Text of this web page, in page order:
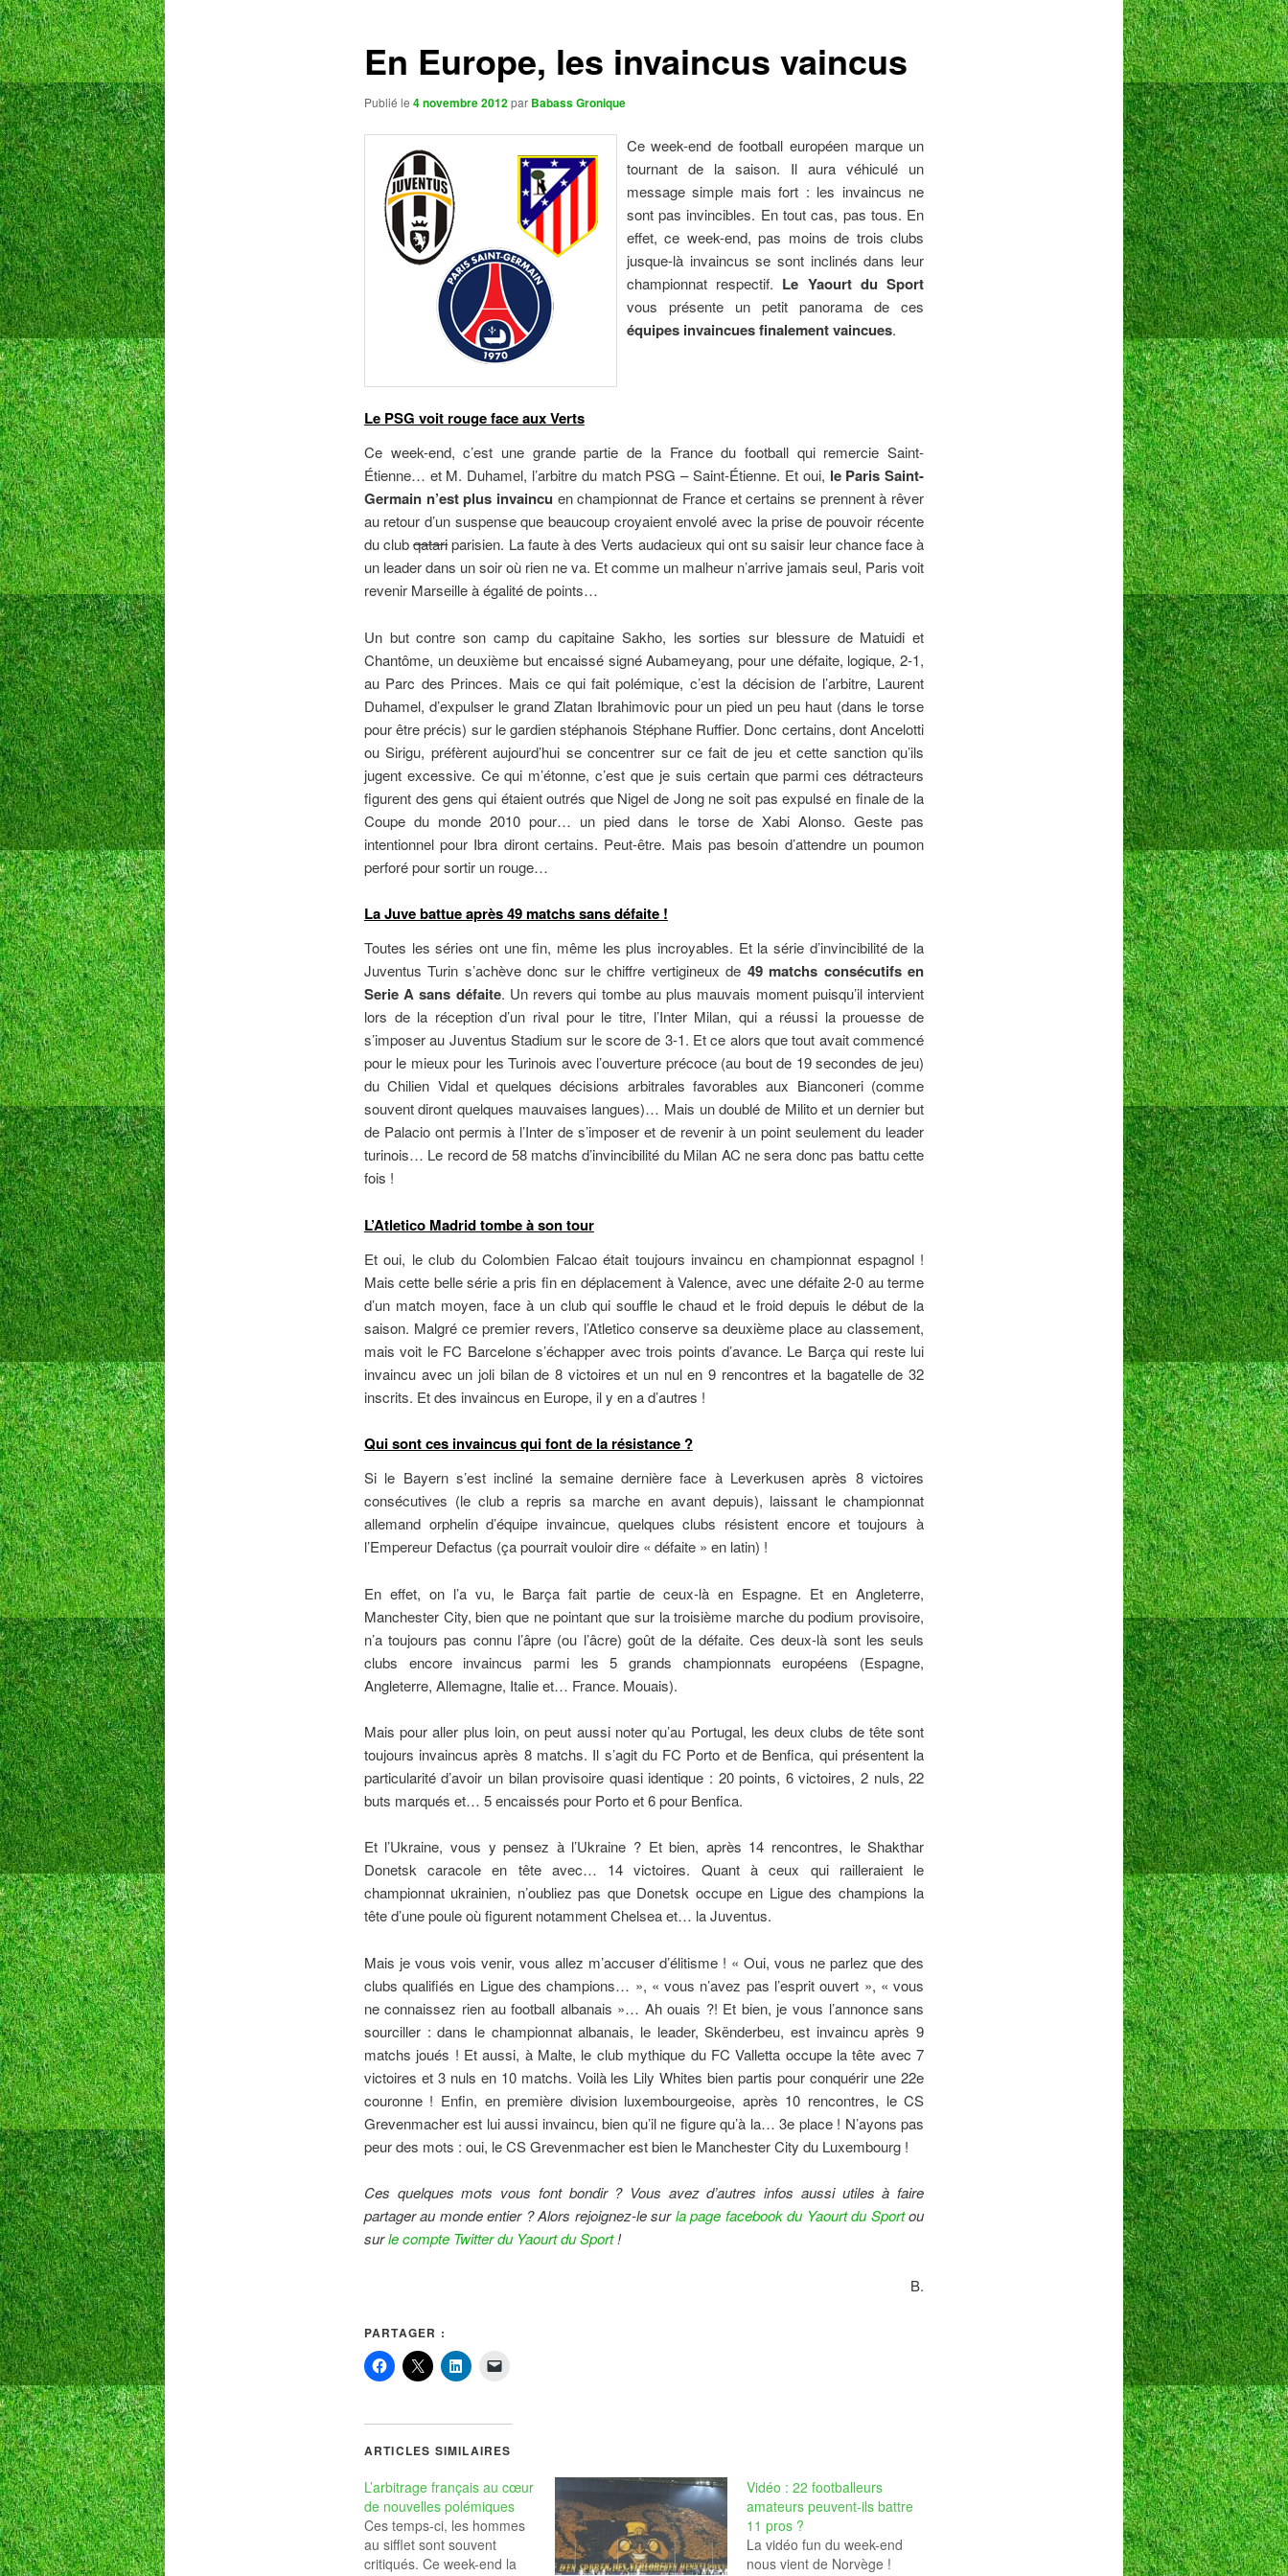
En Europe, les invaincus vaincus
Publié le 4 novembre 2012par Babass Gronique
Ce week-end de football européen marque un
tournant de la saison. Il aura véhiculé un
message simple mais fort : les invaincus ne
sont pas invincibles. En tout cas, pas tous. En
effet, ce week-end, pas moins de trois clubs
jusque-là invaincus se sont inclinés dans leur
championnat respectif. Le Yaourt du Sport
vous présente un petit panorama de ces
équipes invaincues finalement vaincues.
Le PSG voit rouge face aux Verts
Ce week-end, c’est une grande partie de la France du football qui remercie Saint-
Étienne… et M. Duhamel, l’arbitre du match PSG – Saint-Étienne. Et oui, le Paris Saint-
Germain n’est plus invaincu en championnat de France et certains se prennent à rêver
au retour d’un suspense que beaucoup croyaient envolé avec la prise de pouvoir récente
du clubqatariparisien. La faute à des Verts audacieux qui ont su saisir leur chance face à
un leader dans un soir où rien ne va. Et comme un malheur n’arrive jamais seul, Paris voit
revenir Marseille à égalité de points…
Un but contre son camp du capitaine Sakho, les sorties sur blessure de Matuidi et
Chantôme, un deuxième but encaissé signé Aubameyang, pour une défaite, logique, 2-1,
au Parc des Princes. Mais ce qui fait polémique, c’est la décision de l’arbitre, Laurent
Duhamel, d’expulser le grand Zlatan Ibrahimovic pour un pied un peu haut (dans le torse
pour être précis) sur le gardien stéphanois Stéphane Ruffier. Donc certains, dont Ancelotti
ou Sirigu, préfèrent aujourd’hui se concentrer sur ce fait de jeu et cette sanction qu’ils
jugent excessive. Ce qui m’étonne, c’est que je suis certain que parmi ces détracteurs
figurent des gens qui étaient outrés que Nigel de Jong ne soit pas expulsé en finale de la
Coupe du monde 2010 pour… un pied dans le torse de Xabi Alonso. Geste pas
intentionnel pour Ibra diront certains. Peut-être. Mais pas besoin d’attendre un poumon
perforé pour sortir un rouge…
La Juve battue après 49 matchs sans défaite !
Toutes les séries ont une fin, même les plus incroyables. Et la série d’invincibilité de la
Juventus Turin s’achève donc sur le chiffre vertigineux de 49 matchs consécutifs en
Serie A sans défaite. Un revers qui tombe au plus mauvais moment puisqu’il intervient
lors de la réception d’un rival pour le titre, l’Inter Milan, qui a réussi la prouesse de
s’imposer au Juventus Stadium sur le score de 3-1. Et ce alors que tout avait commencé
pour le mieux pour les Turinois avec l’ouverture précoce (au bout de 19 secondes de jeu)
du Chilien Vidal et quelques décisions arbitrales favorables aux Bianconeri (comme
souvent diront quelques mauvaises langues)… Mais un doublé de Milito et un dernier but
de Palacio ont permis à l’Inter de s’imposer et de revenir à un point seulement du leader
turinois… Le record de 58 matchs d’invincibilité du Milan AC ne sera donc pas battu cette
fois !
L’Atletico Madrid tombe à son tour
Et oui, le club du Colombien Falcao était toujours invaincu en championnat espagnol !
Mais cette belle série a pris fin en déplacement à Valence, avec une défaite 2-0 au terme
d’un match moyen, face à un club qui souffle le chaud et le froid depuis le début de la
saison. Malgré ce premier revers, l’Atletico conserve sa deuxième place au classement,
mais voit le FC Barcelone s’échapper avec trois points d’avance. Le Barça qui reste lui
invaincu avec un joli bilan de 8 victoires et un nul en 9 rencontres et la bagatelle de 32
inscrits. Et des invaincus en Europe, il y en a d’autres !
Qui sont ces invaincus qui font de la résistance ?
Si le Bayern s’est incliné la semaine dernière face à Leverkusen après 8 victoires
consécutives (le club a repris sa marche en avant depuis), laissant le championnat
allemand orphelin d’équipe invaincue, quelques clubs résistent encore et toujours à
l’Empereur Defactus (ça pourrait vouloir dire « défaite » en latin) !
En effet, on l’a vu, le Barça fait partie de ceux-là en Espagne. Et en Angleterre,
Manchester City, bien que ne pointant que sur la troisième marche du podium provisoire,
n’a toujours pas connu l’âpre (ou l’âcre) goût de la défaite. Ces deux-là sont les seuls
clubs encore invaincus parmi les 5 grands championnats européens (Espagne,
Angleterre, Allemagne, Italie et… France. Mouais).
Mais pour aller plus loin, on peut aussi noter qu’au Portugal, les deux clubs de tête sont
toujours invaincus après 8 matchs. Il s’agit du FC Porto et de Benfica, qui présentent la
particularité d’avoir un bilan provisoire quasi identique : 20 points, 6 victoires, 2 nuls, 22
buts marqués et… 5 encaissés pour Porto et 6 pour Benfica.
Et l’Ukraine, vous y pensez à l’Ukraine ? Et bien, après 14 rencontres, le Shakthar
Donetsk caracole en tête avec… 14 victoires. Quant à ceux qui railleraient le
championnat ukrainien, n’oubliez pas que Donetsk occupe en Ligue des champions la
tête d’une poule où figurent notamment Chelsea et… la Juventus.
Mais je vous vois venir, vous allez m’accuser d’élitisme ! « Oui, vous ne parlez que des
clubs qualifiés en Ligue des champions… », « vous n’avez pas l’esprit ouvert », « vous
ne connaissez rien au football albanais »… Ah ouais ?! Et bien, je vous l’annonce sans
sourciller : dans le championnat albanais, le leader, Skënderbeu, est invaincu après 9
matchs joués ! Et aussi, à Malte, le club mythique du FC Valletta occupe la tête avec 7
victoires et 3 nuls en 10 matchs. Voilà les Lily Whites bien partis pour conquérir une 22e
couronne ! Enfin, en première division luxembourgeoise, après 10 rencontres, le CS
Grevenmacher est lui aussi invaincu, bien qu’il ne figure qu’à la… 3e place ! N’ayons pas
peur des mots : oui, le CS Grevenmacher est bien le Manchester City du Luxembourg !
Ces quelques mots vous font bondir ? Vous avez d’autres infos aussi utiles à faire
partager au monde entier ? Alors rejoignez-le surla page facebook du Yaourt du Sportou
surle compte Twitter du Yaourt du Sport!
B.
PARTAGER :
ARTICLES SIMILAIRES
L’arbitrage français au cœur
de nouvelles polémiques
Ces temps-ci, les hommes
au sifflet sont souvent
critiqués. Ce week-end la
Vidéo : 22 footballeurs
amateurs peuvent-ils battre
11 pros ?
La vidéo fun du week-end
nous vient de Norvège !